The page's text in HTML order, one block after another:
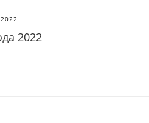
2022